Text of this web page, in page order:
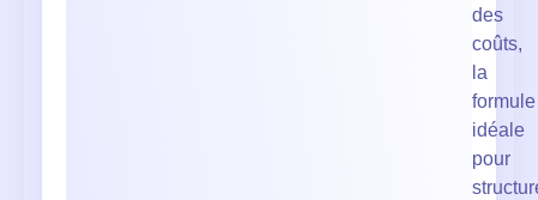
des
coûts,
la
formule
idéale
pour